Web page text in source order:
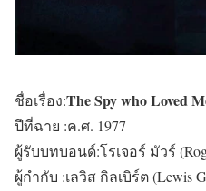
ชื่อเรื่อง:The Spy who Loved
ปีที่ฉาย :ค.ศ. 1977
ผู้รับบทบอนด์:โรเจอร์ มัวร์
ผู้กำกับ :เลวิส กิลเบิร์ต (Lewis